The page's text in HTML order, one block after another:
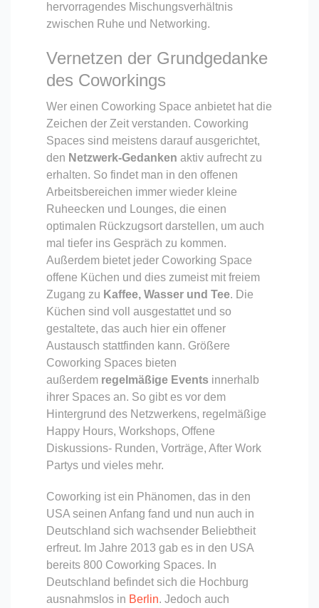
hervorragendes Mischungsverhältnis
zwischen Ruhe und Networking.
Vernetzen der Grundgedanke
des Coworkings
Wer einen Coworking Space anbietet hat die
Zeichen der Zeit verstanden. Coworking
Spaces sind meistens darauf ausgerichtet,
den Netzwerk-Gedanken aktiv aufrecht zu
erhalten. So findet man in den offenen
Arbeitsbereichen immer wieder kleine
Ruheecken und Lounges, die einen
optimalen Rückzugsort darstellen, um auch
mal tiefer ins Gespräch zu kommen.
Außerdem bietet jeder Coworking Space
offene Küchen und dies zumeist mit freiem
Zugang zu Kaffee, Wasser und Tee. Die
Küchen sind voll ausgestattet und so
gestaltete, das auch hier ein offener
Austausch stattfinden kann. Größere
Coworking Spaces bieten
außerdem regelmäßige Events innerhalb
ihrer Spaces an. So gibt es vor dem
Hintergrund des Netzwerkens, regelmäßige
Happy Hours, Workshops, Offene
Diskussions- Runden, Vorträge, After Work
Partys und vieles mehr.
Coworking ist ein Phänomen, das in den
USA seinen Anfang fand und nun auch in
Deutschland sich wachsender Beliebtheit
erfreut. Im Jahre 2013 gab es in den USA
bereits 800 Coworking Spaces. In
Deutschland befindet sich die Hochburg
ausnahmslos in Berlin. Jedoch auch